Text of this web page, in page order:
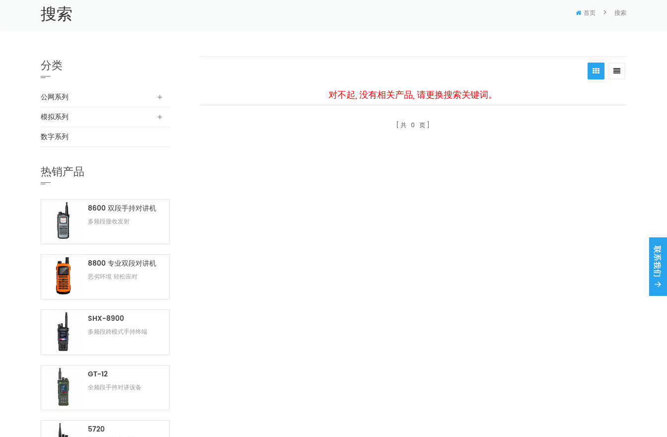
搜索 首页 > 搜索
对不起, 没有相关产品, 请更换搜索关键词。
共 0 页
分类
公网系列
模拟系列
数字系列
热销产品
8600 双段手持对讲机
多频段接收发射
8800 专业双段对讲机
恶劣环境 轻松应对
SHX-8900
多频段跨模式手持终端
GT-12
全频段手持对讲设备
5720